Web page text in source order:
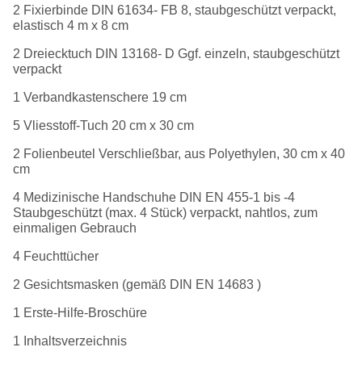
2 Fixierbinde DIN 61634- FB 8, staubgeschützt verpackt,
elastisch 4 m x 8 cm
2 Dreiecktuch DIN 13168- D Ggf. einzeln, staubgeschützt
verpackt
1 Verbandkastenschere 19 cm
5 Vliesstoff-Tuch 20 cm x 30 cm
2 Folienbeutel Verschließbar, aus Polyethylen, 30 cm x 40
cm
4 Medizinische Handschuhe DIN EN 455-1 bis -4
Staubgeschützt (max. 4 Stück) verpackt, nahtlos, zum
einmaligen Gebrauch
4 Feuchttücher
2 Gesichtsmasken (gemäß DIN EN 14683 )
1 Erste-Hilfe-Broschüre
1 Inhaltsverzeichnis